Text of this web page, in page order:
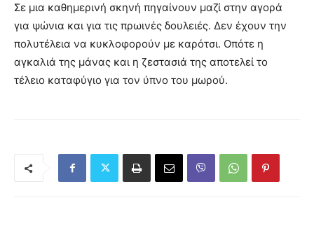
Σε μια καθημερινή σκηνή πηγαίνουν μαζί στην αγορά
για ψώνια και για τις πρωινές δουλειές. Δεν έχουν την
πολυτέλεια να κυκλοφορούν με καρότσι. Οπότε η
αγκαλιά της μάνας και η ζεστασιά της αποτελεί το
τέλειο καταφύγιο για τον ύπνο του μωρού.